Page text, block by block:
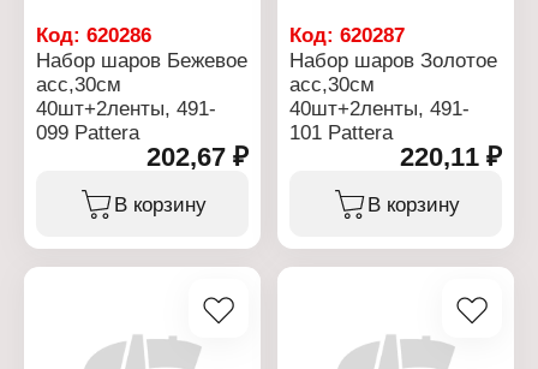
Код: 620286
Набор шаров Бежевое
асс,30см
40шт+2ленты, 491-
099 Pattera
202,67 ₽
В корзину
Код:620287
Набор шаров Золотое
асс,30см
40шт+2ленты, 491-
101 Pattera
220,11 ₽
В корзину